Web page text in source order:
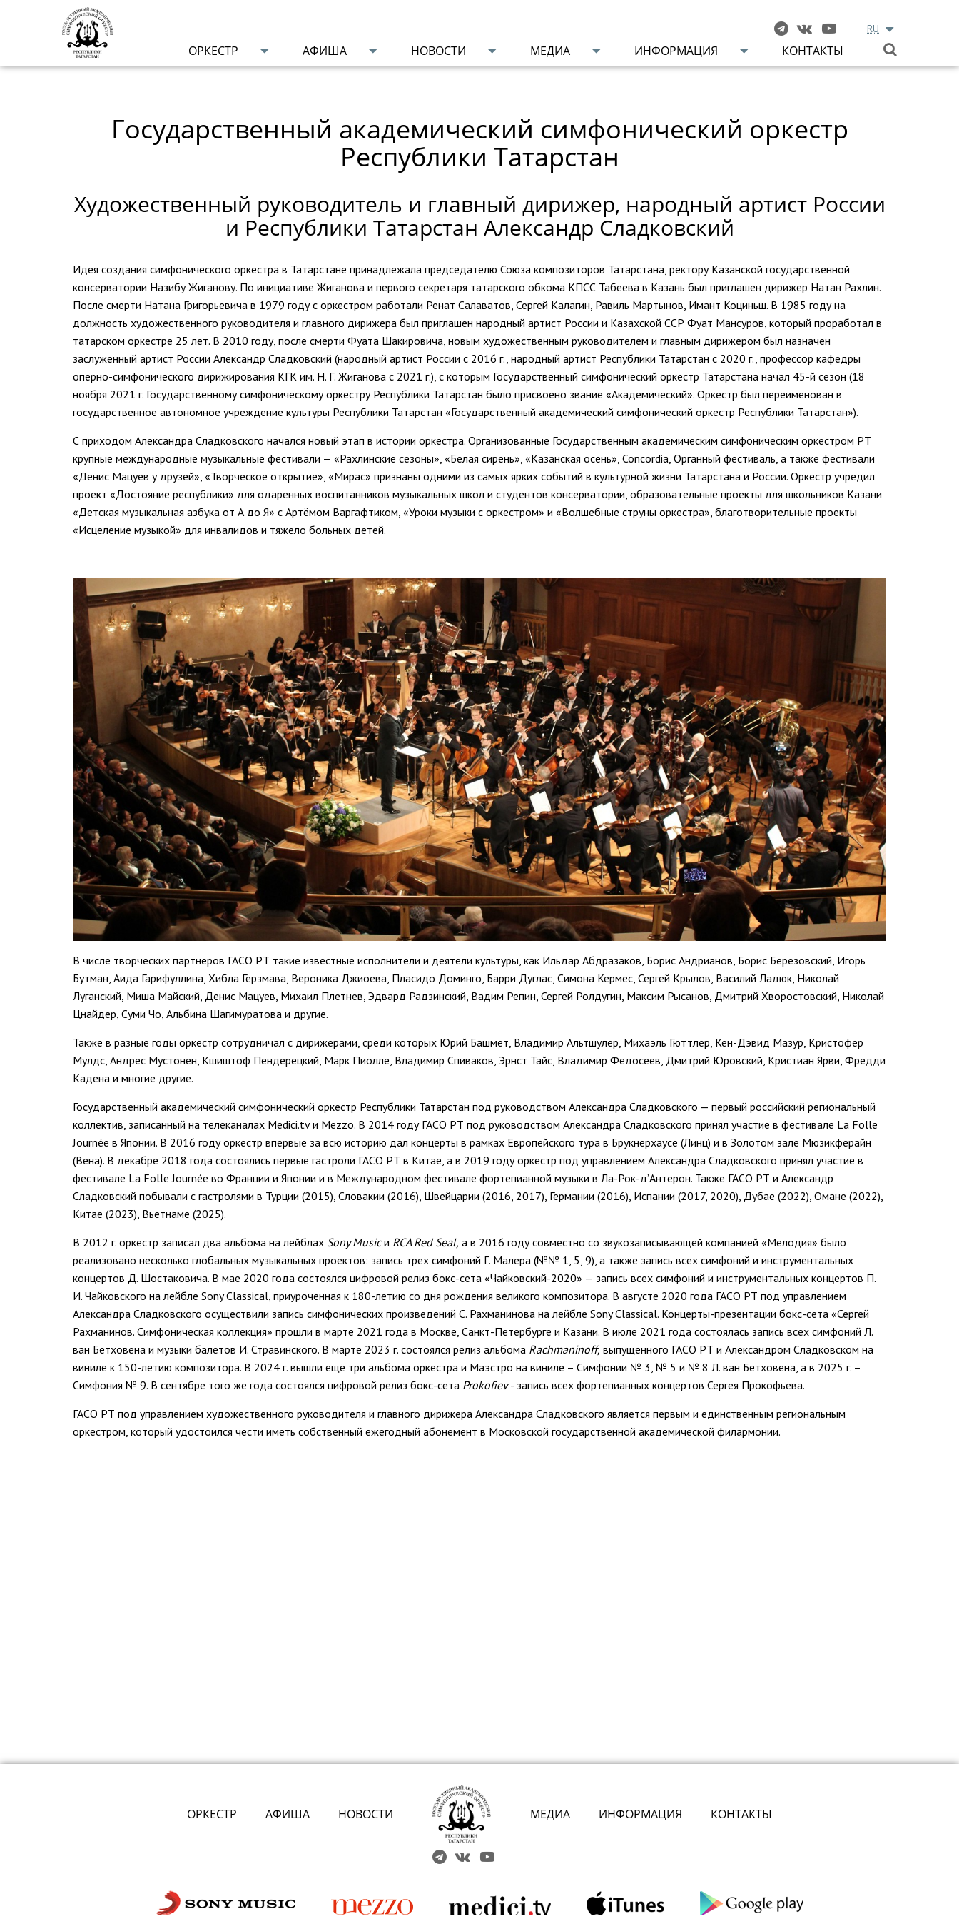
RU
ОРКЕСТР АФИША НОВОСТИ МЕДИА ИНФОРМАЦИЯ КОНТАКТЫ
Государственный академический симфонический оркестр
Республики Татарстан
Художественный руководитель и главный дирижер, народный артист России
и Республики Татарстан Александр Сладковский
Идея создания симфонического оркестра в Татарстане принадлежала председателю Союза композиторов Татарстана, ректору Казанской государственной
консерватории Назибу Жиганову. По инициативе Жиганова и первого секретаря татарского обкома КПСС Табеева в Казань был приглашен дирижер Натан Рахлин.
После смерти Натана Григорьевича в 1979 году с оркестром работали Ренат Салаватов, Сергей Калагин, Равиль Мартынов, Имант Коциньш. В 1985 году на
должность художественного руководителя и главного дирижера был приглашен народный артист России и Казахской ССР Фуат Мансуров, который проработал в
татарском оркестре 25 лет. В 2010 году, после смерти Фуата Шакировича, новым художественным руководителем и главным дирижером был назначен
заслуженный артист России Александр Сладковский (народный артист России с 2016 г., народный артист Республики Татарстан с 2020 г., профессор кафедры
оперно-симфонического дирижирования КГК им. Н. Г. Жиганова с 2021 г.), с которым Государственный симфонический оркестр Татарстана начал 45-й сезон (18
ноября 2021 г. Государственному симфоническому оркестру Республики Татарстан было присвоено звание «Академический». Оркестр был переименован в
государственное автономное учреждение культуры Республики Татарстан «Государственный академический симфонический оркестр Республики Татарстан»).
С приходом Александра Сладковского начался новый этап в истории оркестра. Организованные Государственным академическим симфоническим оркестром РТ
крупные международные музыкальные фестивали — «Рахлинские сезоны», «Белая сирень», «Казанская осень», Concordia, Органный фестиваль, а также фестивали
«Денис Мацуев у друзей», «Творческое открытие», «Мирас» признаны одними из самых ярких событий в культурной жизни Татарстана и России. Оркестр учредил
проект «Достояние республики» для одаренных воспитанников музыкальных школ и студентов консерватории, образовательные проекты для школьников Казани
«Детская музыкальная азбука от А до Я» с Артёмом Варгафтиком, «Уроки музыки с оркестром» и «Волшебные струны оркестра», благотворительные проекты
«Исцеление музыкой» для инвалидов и тяжело больных детей.
В числе творческих партнеров ГАСО РТ такие известные исполнители и деятели культуры, как Ильдар Абдразаков, Борис Андрианов, Борис Березовский, Игорь
Бутман, Аида Гарифуллина, Хибла Герзмава, Вероника Джиоева, Пласидо Доминго, Барри Дуглас, Симона Кермес, Сергей Крылов, Василий Ладюк, Николай
Луганский, Миша Майский, Денис Мацуев, Михаил Плетнев, Эдвард Радзинский, Вадим Репин, Сергей Ролдугин, Максим Рысанов, Дмитрий Хворостовский, Николай
Цнайдер, Суми Чо, Альбина Шагимуратова и другие.
Также в разные годы оркестр сотрудничал с дирижерами, среди которых Юрий Башмет, Владимир Альтшулер, Михаэль Гюттлер, Кен-Дэвид Мазур, Кристофер
Мулдс, Андрес Мустонен, Кшиштоф Пендерецкий, Марк Пиолле, Владимир Спиваков, Эрнст Тайс, Владимир Федосеев, Дмитрий Юровский, Кристиан Ярви, Фредди
Кадена и многие другие.
Государственный академический симфонический оркестр Республики Татарстан под руководством Александра Сладковского — первый российский региональный
коллектив, записанный на телеканалах Medici.tv и Mezzo. В 2014 году ГАСО РТ под руководством Александра Сладковского принял участие в фестивале La Folle
Journée в Японии. В 2016 году оркестр впервые за всю историю дал концерты в рамках Европейского тура в Брукнерхаусе (Линц) и в Золотом зале Мюзикферайн
(Вена). В декабре 2018 года состоялись первые гастроли ГАСО РТ в Китае, а в 2019 году оркестр под управлением Александра Сладковского принял участие в
фестивале La Folle Journée во Франции и Японии и в Международном фестивале фортепианной музыки в Ла-Рок-д’Антерон. Также ГАСО РТ и Александр
Сладковский побывали с гастролями в Турции (2015), Словакии (2016), Швейцарии (2016, 2017), Германии (2016), Испании (2017, 2020), Дубае (2022), Омане (2022),
Китае (2023), Вьетнаме (2025).
В 2012 г. оркестр записал два альбома на лейблах Sony Musicи RCA Red Seal, а в 2016 году совместно со звукозаписывающей компанией «Мелодия» было
реализовано несколько глобальных музыкальных проектов: запись трех симфоний Г. Малера (№№ 1, 5, 9), а также запись всех симфоний и инструментальных
концертов Д. Шостаковича. В мае 2020 года состоялся цифровой релиз бокс-сета «Чайковский-2020» — запись всех симфоний и инструментальных концертов П.
И. Чайковского на лейбле Sony Classical, приуроченная к 180-летию со дня рождения великого композитора. В августе 2020 года ГАСО РТ под управлением
Александра Сладковского осуществили запись симфонических произведений С. Рахманинова на лейбле Sony Classical. Концерты-презентации бокс-сета «Сергей
Рахманинов. Симфоническая коллекция» прошли в марте 2021 года в Москве, Санкт-Петербурге и Казани. В июле 2021 года состоялась запись всех симфоний Л.
ван Бетховена и музыки балетов И. Стравинского. В марте 2023 г. состоялся релиз альбома Rachmaninoff, выпущенного ГАСО РТ и Александром Сладковском на
виниле к 150-летию композитора. В 2024 г. вышли ещё три альбома оркестра и Маэстро на виниле – Симфонии № 3, № 5 и № 8 Л. ван Бетховена, а в 2025 г. –
Симфония № 9. В сентябре того же года состоялся цифровой релиз бокс-сета Prokofiev- запись всех фортепианных концертов Сергея Прокофьева.
ГАСО РТ под управлением художественного руководителя и главного дирижера Александра Сладковского является первым и единственным региональным
оркестром, который удостоился чести иметь собственный ежегодный абонемент в Московской государственной академической филармонии.
ОРКЕСТР АФИША НОВОСТИ МЕДИА ИНФОРМАЦИЯ КОНТАКТЫ